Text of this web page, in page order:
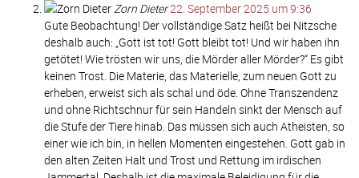
Zorn Dieter22. September 2025 um 9:36
Gute Beobachtung! Der vollständige Satz heißt bei Nitzsche
deshalb auch: „Gott ist tot! Gott bleibt tot! Und wir haben ihn
getötet! Wie trösten wir uns, die Mörder aller Mörder?“ Es gibt
keinen Trost. Die Materie, das Materielle, zum neuen Gott zu
erheben, erweist sich als schal und öde. Ohne Transzendenz
und ohne Richtschnur für sein Handeln sinkt der Mensch auf
die Stufe der Tiere hinab. Das müssen sich auch Atheisten, so
einer wie ich bin, in hellen Momenten eingestehen. Gott gab in
den alten Zeiten Halt und Trost und Rettung im irdischen